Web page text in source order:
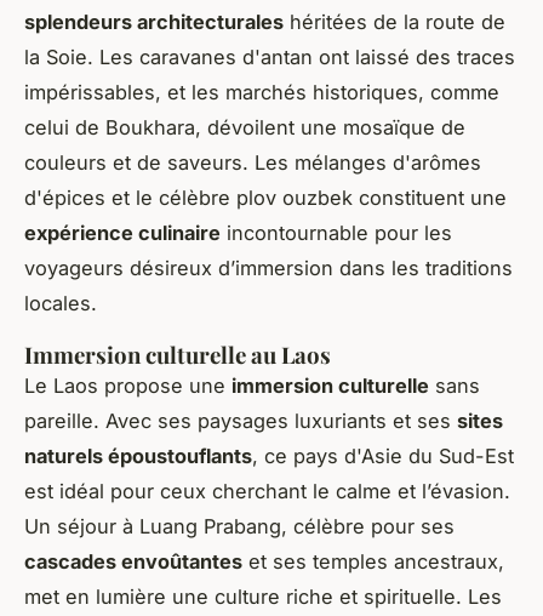
splendeurs architecturales héritées de la route de
la Soie. Les caravanes d'antan ont laissé des traces
impérissables, et les marchés historiques, comme
celui de Boukhara, dévoilent une mosaïque de
couleurs et de saveurs. Les mélanges d'arômes
d'épices et le célèbre plov ouzbek constituent une
expérience culinaire incontournable pour les
voyageurs désireux d’immersion dans les traditions
locales.
Immersion culturelle au Laos
Le Laos propose une immersion culturelle sans
pareille. Avec ses paysages luxuriants et ses sites
naturels époustouflants, ce pays d'Asie du Sud-Est
est idéal pour ceux cherchant le calme et l’évasion.
Un séjour à Luang Prabang, célèbre pour ses
cascades envoûtantes et ses temples ancestraux,
met en lumière une culture riche et spirituelle. Les